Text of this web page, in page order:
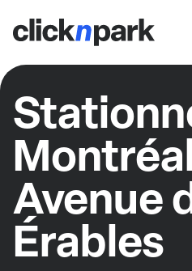
Avenue
Érables